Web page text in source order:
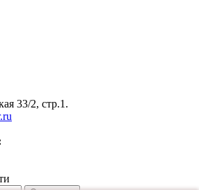
33/2, стр.1.